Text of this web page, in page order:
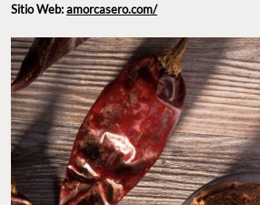
Sitio Web:amorcasero.com/